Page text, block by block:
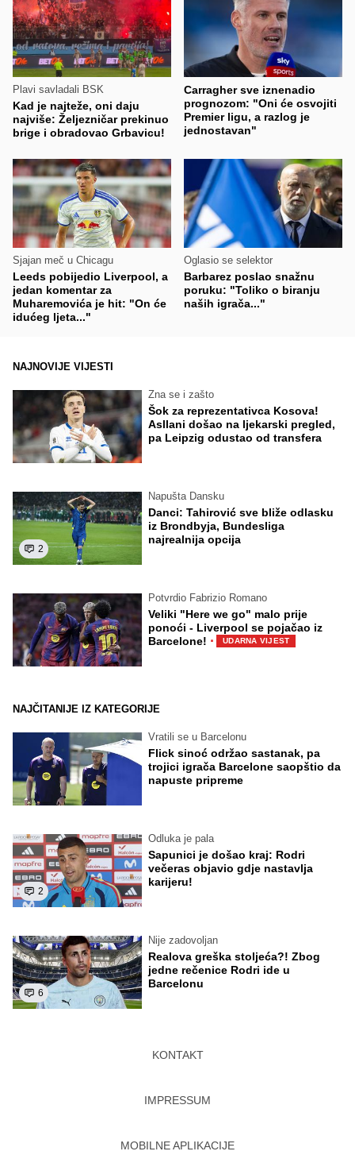
Plavi savladali BSK
Kad je najteže, oni daju
najviše: Željezničar prekinuo
brige i obradovao Grbavicu!
Carragher sve iznenadio
prognozom: "Oni će osvojiti
Premier ligu, a razlog je
jednostavan"
Sjajan meč u Chicagu
Leeds pobijedio Liverpool, a
jedan komentar za
Muharemovića je hit: "On će
idućeg ljeta..."
Oglasio se selektor
Barbarez poslao snažnu
poruku: "Toliko o biranju
naših igrača..."
NAJNOVIJE VIJESTI
Zna se i zašto
Šok za reprezentativca Kosova!
Asllani došao na ljekarski pregled,
pa Leipzig odustao od transfera
2
Napušta Dansku
Danci: Tahirović sve bliže odlasku
iz Brondbyja, Bundesliga
najrealnija opcija
Potvrdio Fabrizio Romano
Veliki "Here we go" malo prije
ponoći - Liverpool se pojačao iz
Barcelone! · UDARNA VIJEST
NAJČITANIJE IZ KATEGORIJE
Vratili se u Barcelonu
Flick sinoć održao sastanak, pa
trojici igrača Barcelone saopštio da
napuste pripreme
2
Odluka je pala
Sapunici je došao kraj: Rodri
večeras objavio gdje nastavlja
karijeru!
6
Nije zadovoljan
Realova greška stoljeća?! Zbog
jedne rečenice Rodri ide u
Barcelonu
KONTAKT
IMPRESSUM
MOBILNE APLIKACIJE